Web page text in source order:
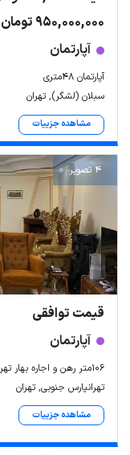
950,000,000 تومان رهن
آپارتمان
آپارتمان ۴۸متری
سبلان (لشگر), تهران
مشاهده جزییات
4 تصویر
قیمت توافقی
آپارتمان
۱۰۶متر رهن و اجاره بهار تهرانپارس
تهرانپارس جنوبی, تهران
مشاهده جزییات